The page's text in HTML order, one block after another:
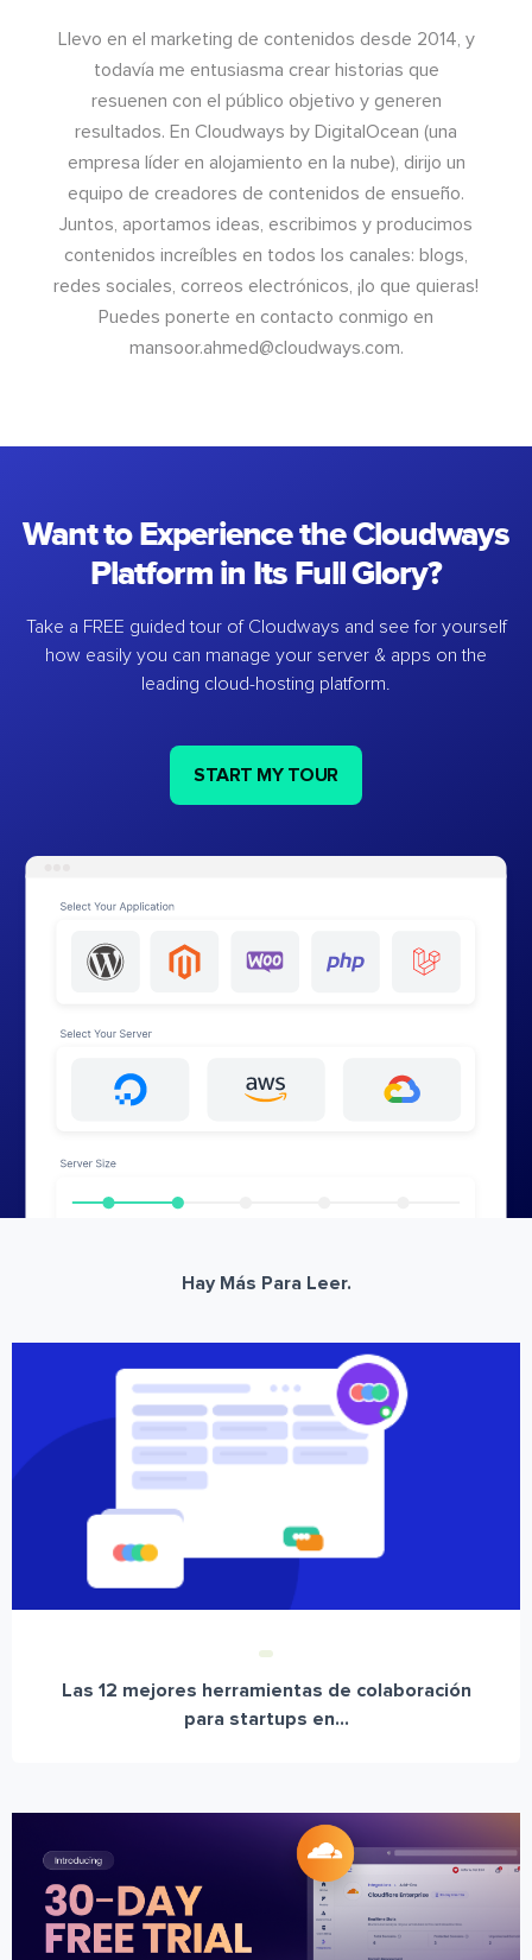
Llevo en el marketing de contenidos desde 2014, y
todavía me entusiasma crear historias que
resuenen con el público objetivo y generen
resultados. En Cloudways by DigitalOcean (una
empresa líder en alojamiento en la nube), dirijo un
equipo de creadores de contenidos de ensueño.
Juntos, aportamos ideas, escribimos y producimos
contenidos increíbles en todos los canales: blogs,
redes sociales, correos electrónicos, ¡lo que quieras!
Puedes ponerte en contacto conmigo en
mansoor.ahmed@cloudways.com.
Want to Experience the Cloudways
Platform in Its Full Glory?
Take a FREE guided tour of Cloudways and see for yourself
how easily you can manage your server & apps on the
leading cloud-hosting platform.
START MY TOUR
Hay Más Para Leer.
Las 12 mejores herramientas de colaboración
para startups en...